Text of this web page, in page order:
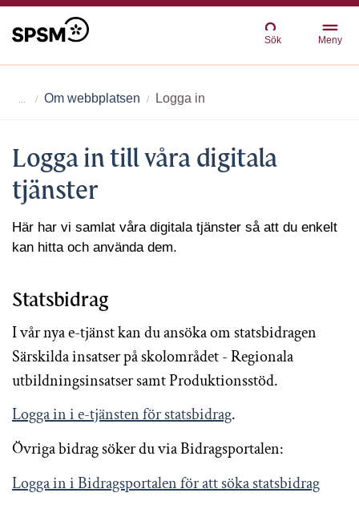
Sök Meny
Om webbplatsen Logga in
Logga in till våra digitala
tjänster
Här har vi samlat våra digitala tjänster så att du enkelt
kan hitta och använda dem.
Statsbidrag
I vår nya e-tjänst kan du ansöka om statsbidragen
Särskilda insatser på skolområdet - Regionala
utbildningsinsatser samt Produktionsstöd.
Logga in i e-tjänsten för statsbidrag.
Övriga bidrag söker du via Bidragsportalen:
Logga in i Bidragsportalen för att söka statsbidrag